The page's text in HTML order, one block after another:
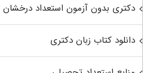
دکتری بدون آزمون استعداد درخشان
دانلود کتاب زبان دکتری